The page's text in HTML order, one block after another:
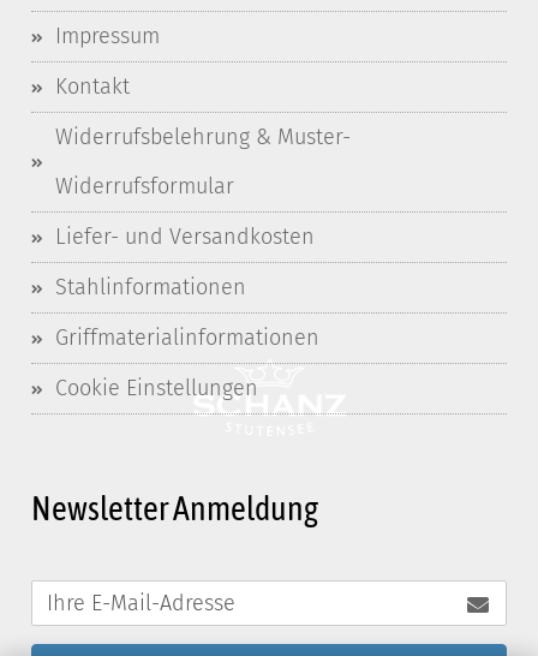
Impressum
Kontakt
Widerrufsbelehrung & Muster-
Widerrufsformular
Liefer- und Versandkosten
Stahlinformationen
Griffmaterialinformationen
Cookie Einstellungen
Newsletter Anmeldung